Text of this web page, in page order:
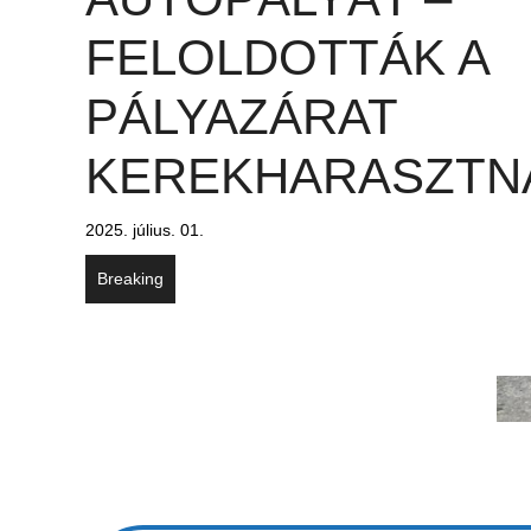
FELOLDOTTÁK A
PÁLYAZÁRAT
2025. július. 01.
Breaking